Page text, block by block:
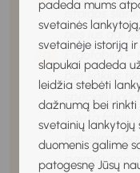
padeda mums
svetainės
svetainėje istoriją
slapukai padeda
leidžia stebėti
dažnumą bei
svetainių lankytojų
duomenis galime
patogesnę Jūsų
įstaigos
nes jus gali
Ergofobija
bet kokius
specialių
keletą fobijų,
kalbėjimo
baimė),